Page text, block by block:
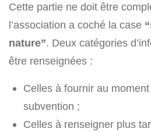
Cette partie ne doit être
l’association a coché la case
nature”. Deux catégories
être renseignées :
Celles à fournir au
subvention ;
Celles à renseigner plus